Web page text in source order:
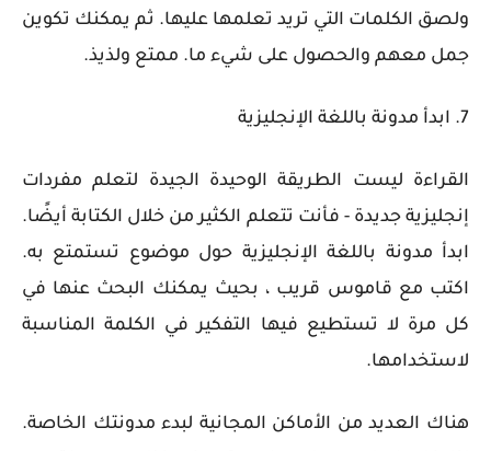
ولصق الكلمات التي تريد تعلمها عليها. ثم يمكنك تكوين
جمل معهم والحصول على شيء ما. ممتع ولذيذ.
7. ابدأ مدونة باللغة الإنجليزية
القراءة ليست الطريقة الوحيدة الجيدة لتعلم مفردات
إنجليزية جديدة - فأنت تتعلم الكثير من خلال الكتابة أيضًا.
ابدأ مدونة باللغة الإنجليزية حول موضوع تستمتع به.
اكتب مع قاموس قريب ، بحيث يمكنك البحث عنها في
كل مرة لا تستطيع فيها التفكير في الكلمة المناسبة
لاستخدامها.
هناك العديد من الأماكن المجانية لبدء مدونتك الخاصة.